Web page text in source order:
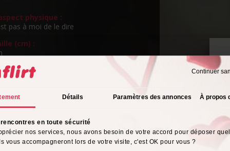
Continuer
Détails Paramètres des annonces À propos
en toute sécurité
nos services, nous avons besoin de votre accord pour déposer
vous accompagneront lors de votre visite, c'est OK pour vous ?
physique :
pas à moi de le dire
(cm) :
de cheveux :
:
sexuelle :